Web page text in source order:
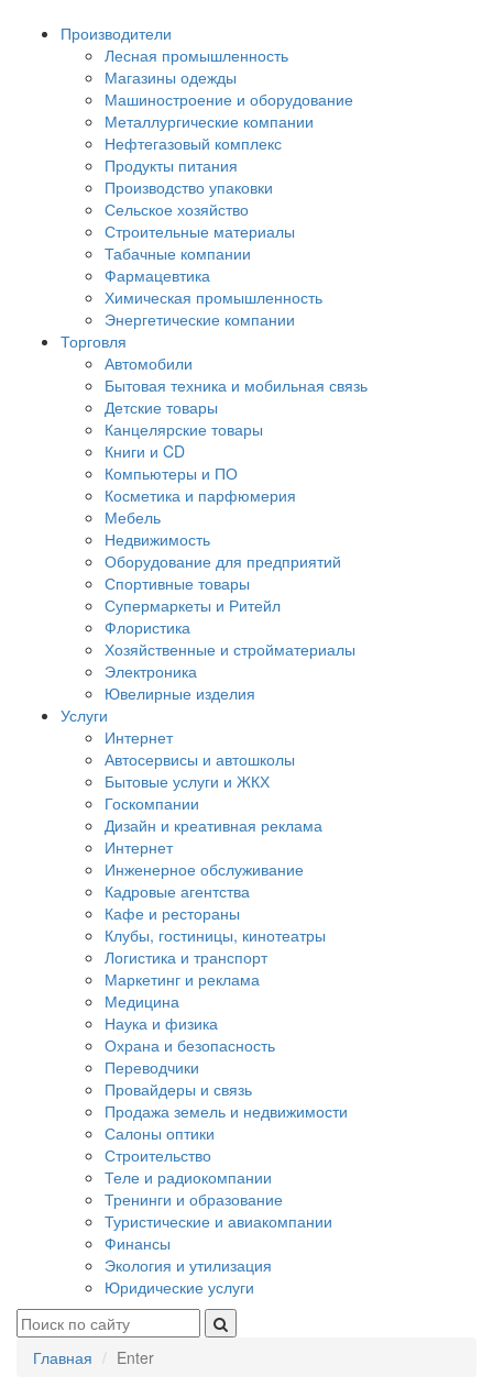
Производители
Лесная промышленность
Магазины одежды
Машиностроение и оборудование
Металлургические компании
Нефтегазовый комплекс
Продукты питания
Производство упаковки
Сельское хозяйство
Строительные материалы
Табачные компании
Фармацевтика
Химическая промышленность
Энергетические компании
Торговля
Автомобили
Бытовая техника и мобильная связь
Детские товары
Канцелярские товары
Книги и CD
Компьютеры и ПО
Косметика и парфюмерия
Мебель
Недвижимость
Оборудование для предприятий
Спортивные товары
Супермаркеты и Ритейл
Флористика
Хозяйственные и стройматериалы
Электроника
Ювелирные изделия
Услуги
Интернет
Автосервисы и автошколы
Бытовые услуги и ЖКХ
Госкомпании
Дизайн и креативная реклама
Интернет
Инженерное обслуживание
Кадровые агентства
Кафе и рестораны
Клубы, гостиницы, кинотеатры
Логистика и транспорт
Маркетинг и реклама
Медицина
Наука и физика
Охрана и безопасность
Переводчики
Провайдеры и связь
Продажа земель и недвижимости
Салоны оптики
Строительство
Теле и радиокомпании
Тренинги и образование
Туристические и авиакомпании
Финансы
Экология и утилизация
Юридические услуги
Главная Enter